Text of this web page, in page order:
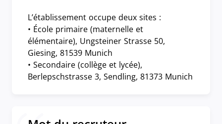
L’établissement occupe deux sites :
• École primaire (maternelle et
élémentaire), Ungsteiner Strasse 50,
Giesing, 81539 Munich
• Secondaire (collège et lycée),
Berlepschstrasse 3, Sendling, 81373 Munich